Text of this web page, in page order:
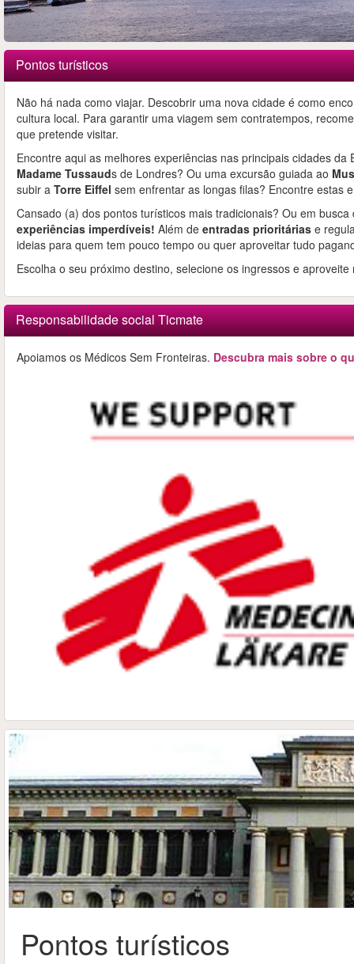
Pontos turísticos
Não há nada como viajar. Descobrir uma nova cidade é como
cultura local. Para garantir uma viagem sem contratempos,
que pretende visitar.
Encontre aqui as melhores experiências nas principais cidades
Madame Tussauds de Londres? Ou uma excursão guiada ao
subir a Torre Eiffel sem enfrentar as longas filas? Encontre estas
Cansado (a) dos pontos turísticos mais tradicionais? Ou em
experiências imperdíveis! Além de entradas prioritárias e
ideias para quem tem pouco tempo ou quer aproveitar tudo
Escolha o seu próximo destino, selecione os ingressos e
Responsabilidade social Ticmate
Apoiamos os Médicos Sem Fronteiras. Descubra mais sobre o
Pontos turísticos